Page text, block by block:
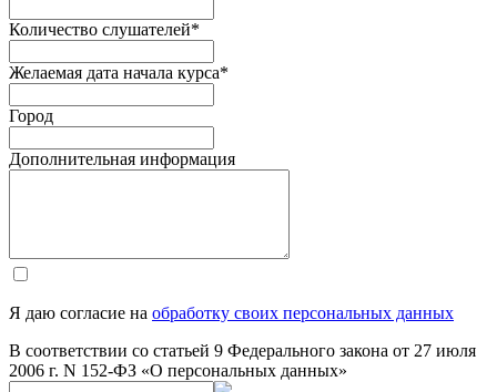
Количество слушателей*
Желаемая дата начала курса*
Город
Дополнительная информация
Я даю согласие на обработку своих персональных данных
В соответствии со статьей 9 Федерального закона от 27 июля
2006 г. N 152-ФЗ «О персональных данных»